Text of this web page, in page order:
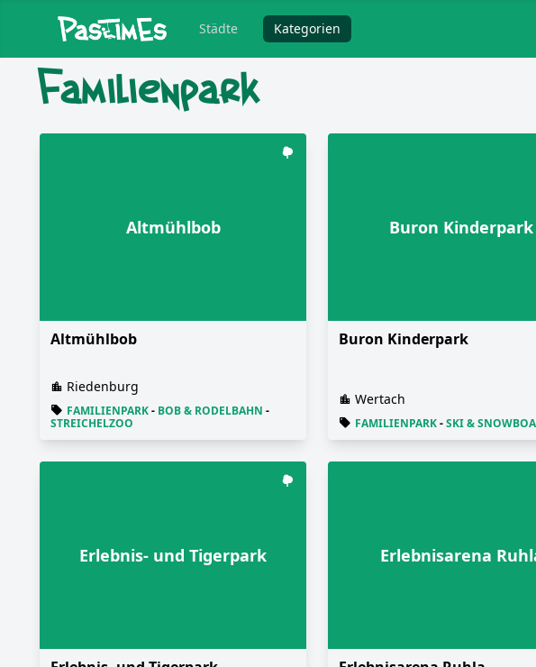
Städte Kategorien
Familienpark
Altmühlbob
Altmühlbob
Riedenburg
FAMILIENPARK- BOB & RODELBAHN -
STREICHELZOO
Buron Kinderpark
Buron Kinderpark
Wertach
FAMILIENPARK-SKI &
Erlebnis- und Tigerpark Erlebnisarena